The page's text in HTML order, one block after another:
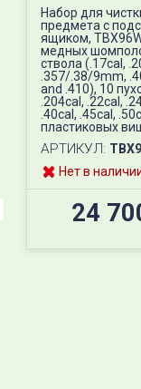
Набор для чистки
Набор для
предмета с
ящиком,
медных
ствола (.17cal,
.357/.38/9mm,
and .410), 10
.204cal, .22cal,
.40cal, .45cal,
пластиковых
АРТИКУЛ:
Нет в
24